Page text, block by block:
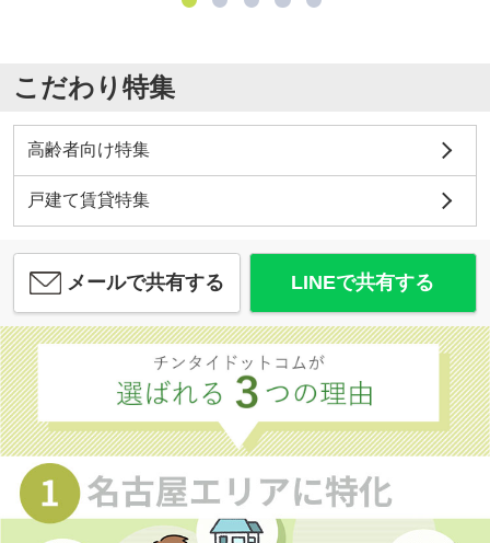
こだわり特集
高齢者向け特集
戸建て賃貸特集
メールで共有する LINEで共有する